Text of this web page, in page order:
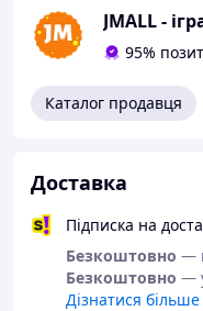
Розмір упаковки:
JMALL -
95%
Каталог продавця
Доставка
Підписка на
Безкоштовно —
Безкоштовно —
Дізнатися більше